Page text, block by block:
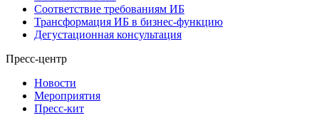
Соответствие требованиям ИБ
Трансформация ИБ в бизнес-функцию
Дегустационная консультация
Пресс-центр
Новости
Мероприятия
Пресс-кит